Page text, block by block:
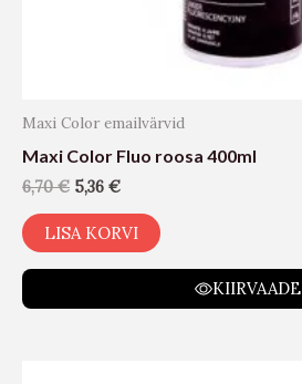
Maxi Color emailvärvid
Maxi Color Fluo roosa 400ml
6,70€ 5,36 €
LISA KORVI
KIIRVAADE